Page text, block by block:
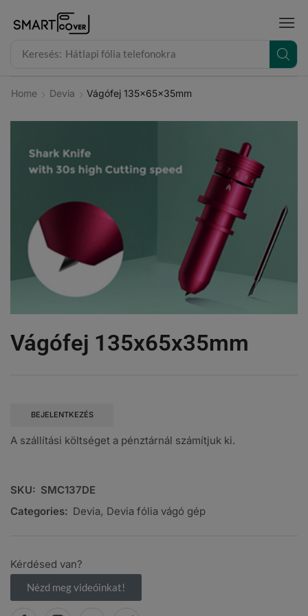
Keresés: Hátlapi fólia telefonokra
Home Devia Vágófej 135x65x35mm
Vágófej 135x65x35mm
BEJELENTKEZÉS
A szállítási költséget a pénztárnál számítjuk ki.
SKU: SMC137DE
Categories: Devia, Devia fólia vágó gép
Kérdésed van?
Nézd meg videóinkat!